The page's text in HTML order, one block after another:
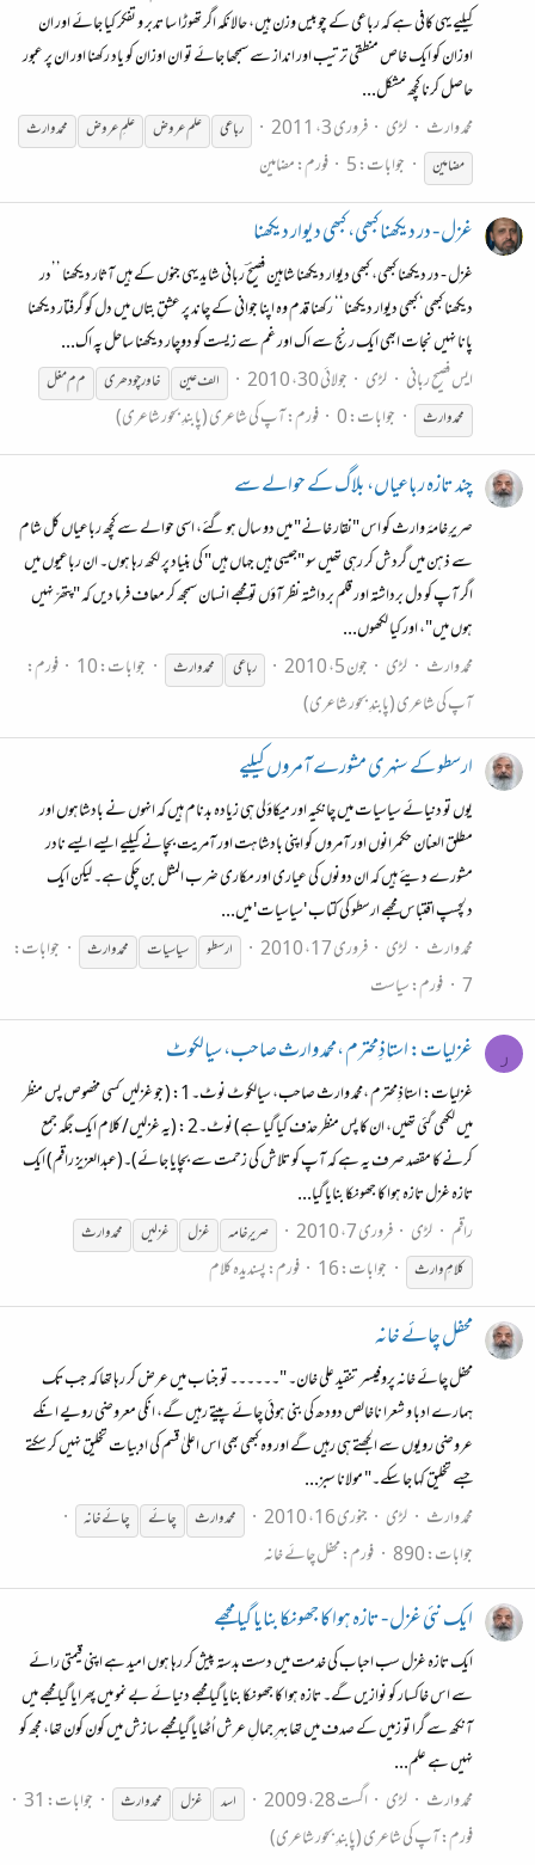
کیلیے یہی کافی ہے کہ رباعی کے چوبیس وزن ہیں، حالانکہ اگر تھوڑا سا تدبر و تفکر کیا جائے اور ان
اوزان کو ایک خاص منطقی ترتیب اور انداز سے سمجھا جائے تو ان اوزان کو یاد رکھنا اور ان پر عبور
حاصل کرنا کچھ مشکل...
محمد وارث
لڑی فروری 3، 2011 رباعی علم عروض علمِ عروض محمدوارث
مضامین
جوابات: 5 فورم:مضامین
غزل - در دیکھنا کبھی، کبھی دیوار دیکھنا
غزل - در دیکھنا کبھی، کبھی دیوار دیکھنا شاہین فصیحؔ ربانی شاید یہی جنوں کے ہیں آثار دیکھنا ’’در
دیکھنا کبھی‘ کبھی دیوار دیکھنا‘‘ رکھنا قدم وہ اپنا جوانی کے چاند پر عشقِ بتاں میں دل کو گرفتار دیکھنا
پانا نہیں نجات ابھی ایک رنج سے اک اور غم سے زیست کو دوچار دیکھنا ساحل پہ اک...
ایس فصیح ربانی لڑی جولائی 30، 2010 الف عین خاور چودھری
م م مغل
محمدوارث جوابات: 0 فورم:آپ کی شاعری (پابندِ بحور شاعری)
چند تازہ رباعیاں، بلاگ کے حوالے سے
صریرِ خامۂ وارث کو اس "نقار خانے" میں دو سال ہو گئے، اسی حوالے سے کچھ رباعیاں کل شام
سے ذہن میں گردش کر رہی تھیں سو "جیسی ہیں جہاں ہیں" کی بنیاد پر لکھ رہا ہوں۔ ان رباعیوں میں
اگر آپ کو دل برداشتہ اور قلم برداشتہ نظر آؤں تو مجھے انسان سمجھ کر معاف فرما دیں کہ "پتھّر نہیں
ہوں میں"، اور کیا لکھوں...
محمد وارث
لڑی جون 5، 2010 رباعی محمدوارث جوابات: 10
فورم:
آپ کی شاعری (پابندِ بحور شاعری)
ارسطو کے سنہری مشورے آمروں کیلیے
یوں تو دنیائے سیاسیات میں چانکیہ اور میکاؤلی ہی زیادہ بدنام ہیں کہ انہوں نے بادشاہوں اور
مطلق العنان حکمرانوں اور آمروں کو اپنی بادشاہت اور آمریت بچانے کیلیے ایسے ایسے نادر
مشورے دیئے ہیں کہ ان دونوں کی عیاری اور مکاری ضرب المثل بن چکی ہے۔ لیکن ایک
دلچسپ اقتباس مجھے ارسطو کی کتاب 'سیاسیات' میں...
محمد وارث
لڑی فروری 17، 2010 ارسطو سیاسیات محمدوارث
جوابات:
7 فورم:سیاست
ر غزلیات: استاذِمحترم ،محمد وارث صاحب، سیالکوٹ
غزلیات: استاذِمحترم ،محمد وارث صاحب، سیالکوٹ نوٹ۔1: ( جو غزلیں کسی مخصوص پس منظر
میں لکھی گئی تھیں، ان کا پس منظر حذف کیا گیا ہے) نوٹ۔2 : (یہ غزلیں/ کلام ایک جگہ جمع
کرنے کا مقصد صرف یہ ہے کہ آپ کو تلاش کی زحمت سے بچایا جائے)۔(عبدالعزیز راقم) ایک
تازہ غزل تازہ ہوا کا جھونکا بنایا گیا...
راقم لڑی فروری 7، 2010 صریرِ خامہ غزل غزلیں محمدوارث
کلامِوارث جوابات: 16 فورم:پسندیدہ کلام
محفل چائے خانہ
محفل چائے خانہ پروفیسر تنقید علی خان۔ "۔۔۔۔۔۔ تو جناب میں عرض کر رہا تھا کہ جب تک
ہمارے ادبا و شعرا ناخالص دودھ کی بنی ہوئی چائے پیتے رہیں گے، انکی معروضی رویے انکے
عروضی رویوں سے الجھتے ہی رہیں گے اور وہ کبھی بھی اس اعلیٰ قسم کی ادبیات تخلیق نہیں کر سکتے
جسے تخلیق کہا جا سکے۔" مولانا سبز...
محمد وارث
لڑی جنوری 16، 2010 محمدوارث چائے چائے خانہ
جوابات: 890 فورم:محفل چائے خانہ
ایک نئی غزل - تازہ ہوا کا جھونکا بنایا گیا مجھے
ایک تازہ غزل سب احباب کی خدمت میں دست بدستہ پیش کر رہا ہوں امید ہے اپنی قیمتی رائے
سے اس خاکسار کو نوازیں گے۔ تازہ ہوا کا جھونکا بنایا گیا مجھے دنیائے بے نمو میں پھرایا گیا مجھے میں
آنکھ سے گرا تو زمیں کے صدف میں تھا بہرِ جمالِ عرش اُٹھایا گیا مجھے سازش میں کون کون تھا، مجھ کو
نہیں ہے علم...
محمد وارث
لڑی اگست 28، 2009 اسد غزل محمدوارث
جوابات: 31
فورم:آپ کی شاعری (پابندِ بحور شاعری)